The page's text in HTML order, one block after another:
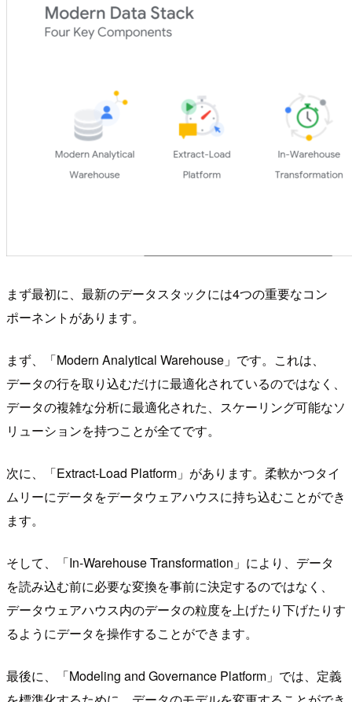
まず最初に、最新のデータスタックには4つの重要なコン
ポーネントがあります。
まず、「Modern Analytical Warehouse」です。これは、
データの行を取り込むだけに最適化されているのではなく、
データの複雑な分析に最適化された、スケーリング可能なソ
リューションを持つことが全てです。
次に、「Extract-Load Platform」があります。柔軟かつタイ
ムリーにデータをデータウェアハウスに持ち込むことができ
ます。
そして、「In-Warehouse Transformation」により、データ
を読み込む前に必要な変換を事前に決定するのではなく、
データウェアハウス内のデータの粒度を上げたり下げたりす
るようにデータを操作することができます。
最後に、「Modeling and Governance Platform」では、定義